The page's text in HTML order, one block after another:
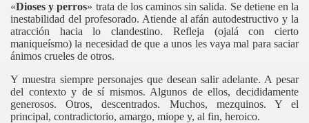
«Dioses y perros» trata de los caminos sin salida. Se detiene en la
inestabilidad del profesorado. Atiende al afán autodestructivo y la
atracción hacia lo clandestino. Refleja (ojalá con cierto
maniqueísmo) la necesidad de que a unos les vaya mal para saciar
ánimos crueles de otros.
Y muestra siempre personajes que desean salir adelante. A pesar
del contexto y de sí mismos. Algunos de ellos, decididamente
generosos. Otros, descentrados. Muchos, mezquinos. Y el
principal, contradictorio, amargo, miope y, al fin, heroico.